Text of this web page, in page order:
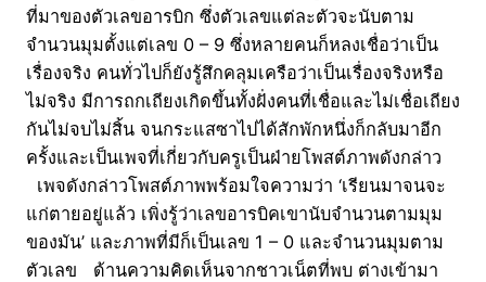
ที่มาของตัวเลขอารบิก ซึ่งตัวเลขแต่ละตัวจะนับตาม
จำนวนมุมตั้งแต่เลข 0 – 9 ซึ่งหลายคนก็หลงเชื่อว่าเป็น
เรื่องจริง คนทั่วไปก็ยังรู้สึกคลุมเครือว่าเป็นเรื่องจริงหรือ
ไม่จริง มีการถกเถียงเกิดขึ้นทั้งฝั่งคนที่เชื่อและไม่เชื่อเถียง
กันไม่จบไม่สิ้น จนกระแสซาไปได้สักพักหนึ่งก็กลับมาอีก
ครั้งและเป็นเพจที่เกี่ยวกับครูเป็นฝ่ายโพสต์ภาพดังกล่าว
เพจดังกล่าวโพสต์ภาพพร้อมใจความว่า ‘เรียนมาจนจะ
แก่ตายอยู่แล้ว เพิ่งรู้ว่าเลขอารบิคเขานับจำนวนตามมุม
ของมัน’ และภาพที่มีก็เป็นเลข 1 – 0 และจำนวนมุมตาม
ตัวเลข ด้านความคิดเห็นจากชาวเน็ตที่พบ ต่างเข้ามา